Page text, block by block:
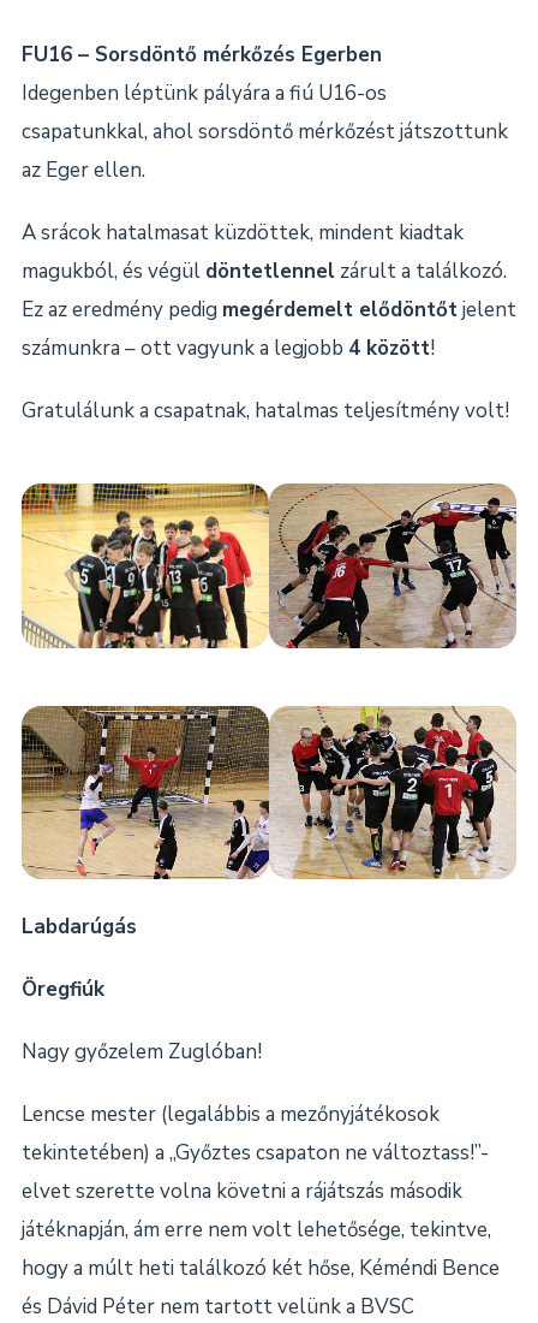
FU16 – Sorsdöntő mérkőzés Egerben
Idegenben léptünk pályára a fiú U16-os
csapatunkkal, ahol sorsdöntő mérkőzést játszottunk
az Eger ellen.
A srácok hatalmasat küzdöttek, mindent kiadtak
magukból, és végül döntetlennel zárult a találkozó.
Ez az eredmény pedig megérdemelt elődöntőtjelent
számunkra – ott vagyunk a legjobb 4 között!
Gratulálunk a csapatnak, hatalmas teljesítmény volt!
Labdarúgás
Öregfiúk
Nagy győzelem Zuglóban!
Lencse mester (legalábbis a mezőnyjátékosok
tekintetében) a „Győztes csapaton ne változtass!”-
elvet szerette volna követni a rájátszás második
játéknapján, ám erre nem volt lehetősége, tekintve,
hogy a múlt heti találkozó két hőse, Kéméndi Bence
és Dávid Péter nem tartott velünk a BVSC